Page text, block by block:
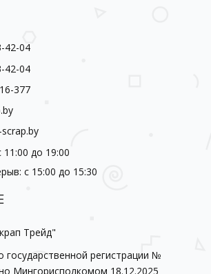
42-04
42-04
377
до 19:00
с 15:00 до 15:30
Трейд"
государственной регистрации №
Мингорисполкомом 18.12.2025